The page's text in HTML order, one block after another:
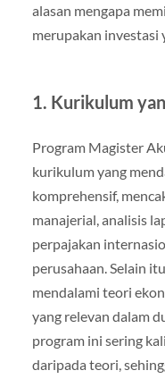
alasan mengapa
merupakan investasi
1. Kurikulum
Program Magister
kurikulum yang
komprehensif,
manajerial, analisis
perpajakan
perusahaan. Selain
mendalami teori
yang relevan dalam
program ini sering
daripada teori,